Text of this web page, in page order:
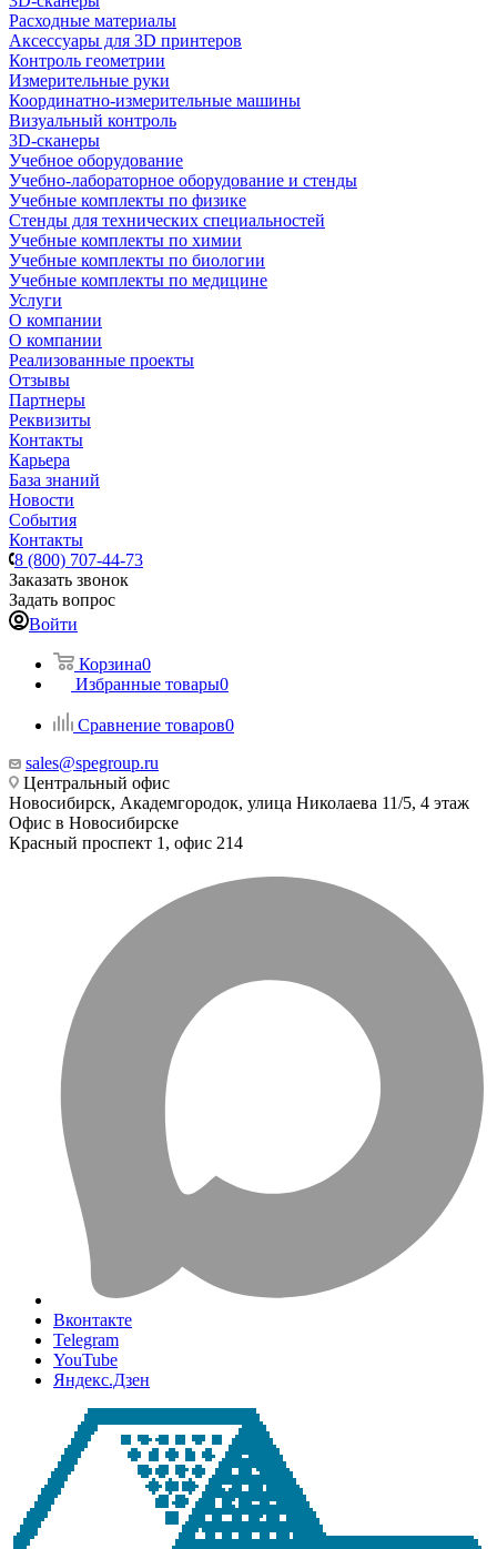
Расходные материалы
Аксессуары для 3D принтеров
Контроль геометрии
Измерительные руки
Координатно-измерительные машины
Визуальный контроль
3D-сканеры
Учебное оборудование
Учебно-лабораторное оборудование и стенды
Учебные комплекты по физике
Стенды для технических специальностей
Учебные комплекты по химии
Учебные комплекты по биологии
Учебные комплекты по медицине
Услуги
О компании
О компании
Реализованные проекты
Отзывы
Партнеры
Реквизиты
Контакты
Карьера
База знаний
Новости
События
Контакты
8 (800) 707-44-73
Заказать звонок
Задать вопрос
Войти
Корзина0
Избранные товары0
Сравнение товаров0
sales@spegroup.ru
Центральный офис
Новосибирск, Академгородок, улица Николаева 11/5, 4 этаж
Офис в Новосибирске
Красный проспект 1, офис 214
Вконтакте
Telegram
YouTube
Яндекс.Дзен